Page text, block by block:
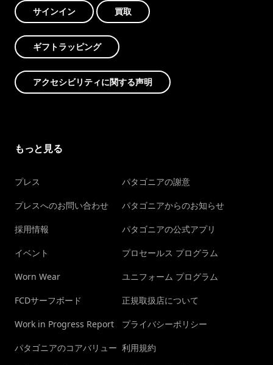
サインイン 買取
ギフトラッピング
アクセシビリティに関する声明
もっと見る
プレス
プレスへのお問い合わせ
採用情報
イベント
Worn Wear
FCDサーフボード
Work in Progress Report
パタゴニアのコアバリュー
パタゴニアの謝意
パタゴニアからのお知らせ
パタゴニアの公式アプリ
プロセールス プログラム
ユニフォーム プログラム
正規取扱店について
プライバシーポリシー
利用規約